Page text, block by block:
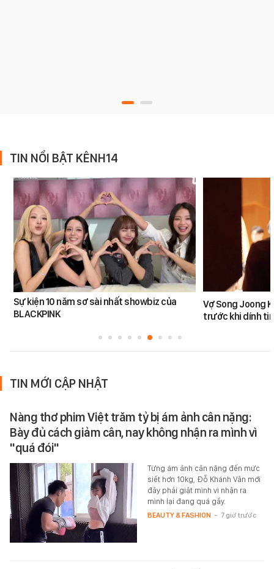
TIN NỔI BẬT KÊNH14
Sự kiện 10 năm sơ sài nhất showbiz của
BLACKPINK
Vợ Song Joong
trước khi dính
TIN MỚI CẬP NHẬT
Nàng thơ phim Việt trăm tỷ bị ám ảnh cân nặng:
Bày đủ cách giảm cân, nay không nhận ra mình vì
"quá đói"
Từng ám ảnh cân nặng đến mức
siết hơn 10kg, Đỗ Khánh Vân mới
đây phải giật mình vì nhận ra
mình lại đang quá gầy.
BEAUTY & FASHION - 7 giờ trước